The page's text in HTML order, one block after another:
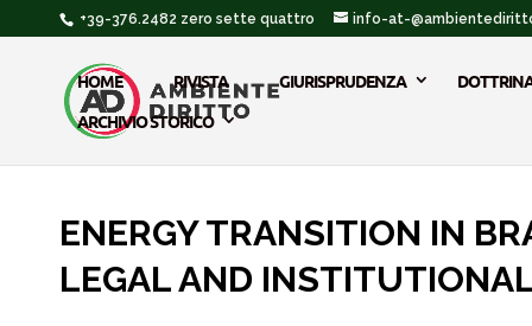
+39-376.2482 zero sette quattro info-at-
HOME RIVISTA GIURISPRUDENZA
ARCHIVIO STORICO
ENERGY TRANSITION IN
LEGAL AND